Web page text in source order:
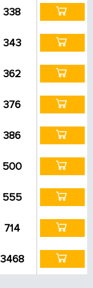
338
343
362
376
386
500
555
714
3468